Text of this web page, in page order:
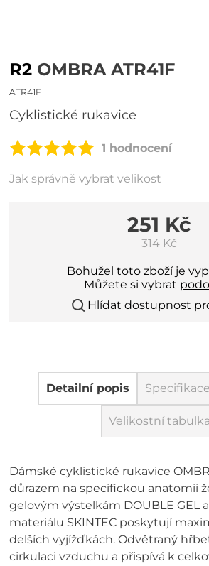
R2 OMBRA ATR41F
ATR41F
cyklistické rukavice
1 hodnocení
Jak správně vybrat velikost
251 Kč
314 Kč
Bohužel toto zboží je
Můžete si vybrat
Hlídat dostupnost
Detailní popis Specifikace
Velikostní tabulka
Dámské cyklistické rukavice
důrazem na specifickou anatomii
gelovým výstelkám DOUBLE GEL
materiálu SKINTEC poskytují
delších vyjížďkách. Odvětraný
cirkulaci vzduchu a přispívá k